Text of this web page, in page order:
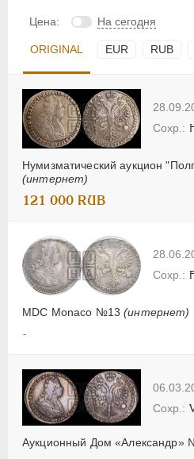
Цена: На сегодня
ORIGINAL EUR RUB
Нумизматический аукцион
(интернет)
121 000 RUB
MDC Monaco №13(интернет)
-
Аукционный Дом